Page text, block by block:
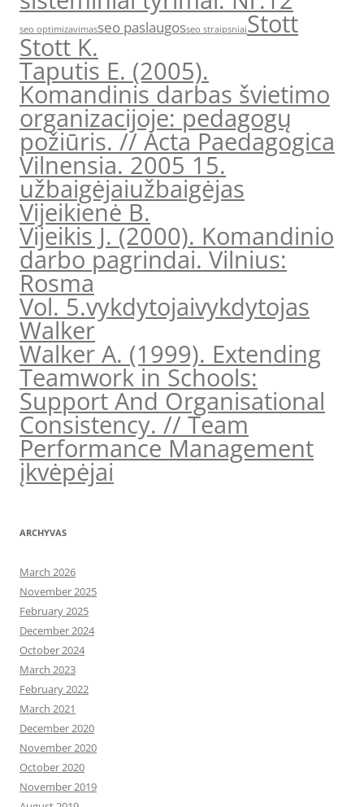
seo optimizavimasseo paslaugosseo straipsniaiStott
Stott K.
Taputis E. (2005).
Komandinis darbas švietimo
organizacijoje: pedagogų
požiūris. // Acta Paedagogica
Vilnensia. 2005 15.
užbaigėjaiužbaigėjas
Vijeikienė B.
Vijeikis J. (2000). Komandinio
darbo pagrindai. Vilnius:
Rosma
Vol. 5.vykdytojaivykdytojas
Walker
Walker A. (1999). Extending
Teamwork in Schools:
Support And Organisational
Consistency. // Team
Performance Management
įkvėpėjai
ARCHYVAS
March 2026
November 2025
February 2025
December 2024
October 2024
March 2023
February 2022
March 2021
December 2020
November 2020
October 2020
November 2019